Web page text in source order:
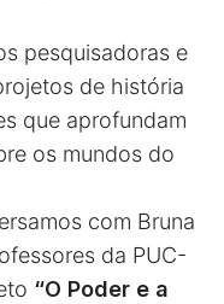
pesquisadoras e
de história
que aprofundam
os mundos do
com Bruna
da PUC-
“O Poder e a